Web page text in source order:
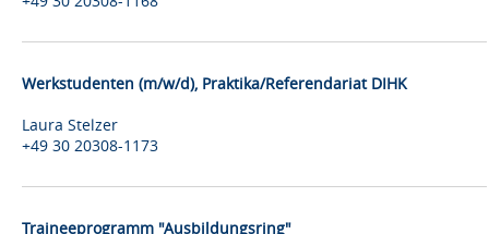
Werkstudenten (m/w/d), Praktika/Referendariat DIHK
Laura Stelzer
+49 30 20308-1173
Traineeprogramm "Ausbildungsring"